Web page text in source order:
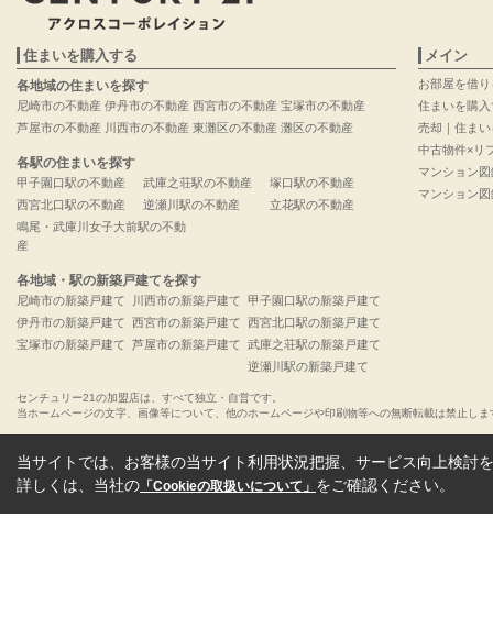
住まいを購入する
各地域の住まいを探す
尼崎市の不動産
芦屋市の不動産
伊丹市の不動産
川西市の不動産
西宮市の不動産
東灘区の不動産
宝塚市の不動産
灘区の不動産
各駅の住まいを探す
甲子園口駅の不動産
西宮北口駅の不動産
武庫之荘駅の不動産
逆瀬川駅の不動産
塚口駅の不動産
立花駅の不動産
鳴尾・武庫川女子大前駅の不動
産
各地域・駅の新築戸建てを探す
尼崎市の新築戸建て
伊丹市の新築戸建て
宝塚市の新築戸建て
川西市の新築戸建て
西宮市の新築戸建て
芦屋市の新築戸建て
甲子園口駅の新築戸建て
西宮北口駅の新築戸建て
武庫之荘駅の新築戸建て
逆瀬川駅の新築戸建て
メイン
お部屋を借り
住まいを購入
売却｜住ま
中古物件×リ
マンション
マンション
センチュリー21の加盟店は、すべて独立・自営です。
当ホームページの文字、画像等について、他のホームページや印刷物等への無断転載は禁止しま
当サイトでは、お客様の当サイト利用状況把握、サービス向上検討
詳しくは、当社の 「Cookieの取扱いについて」 をご確認ください。